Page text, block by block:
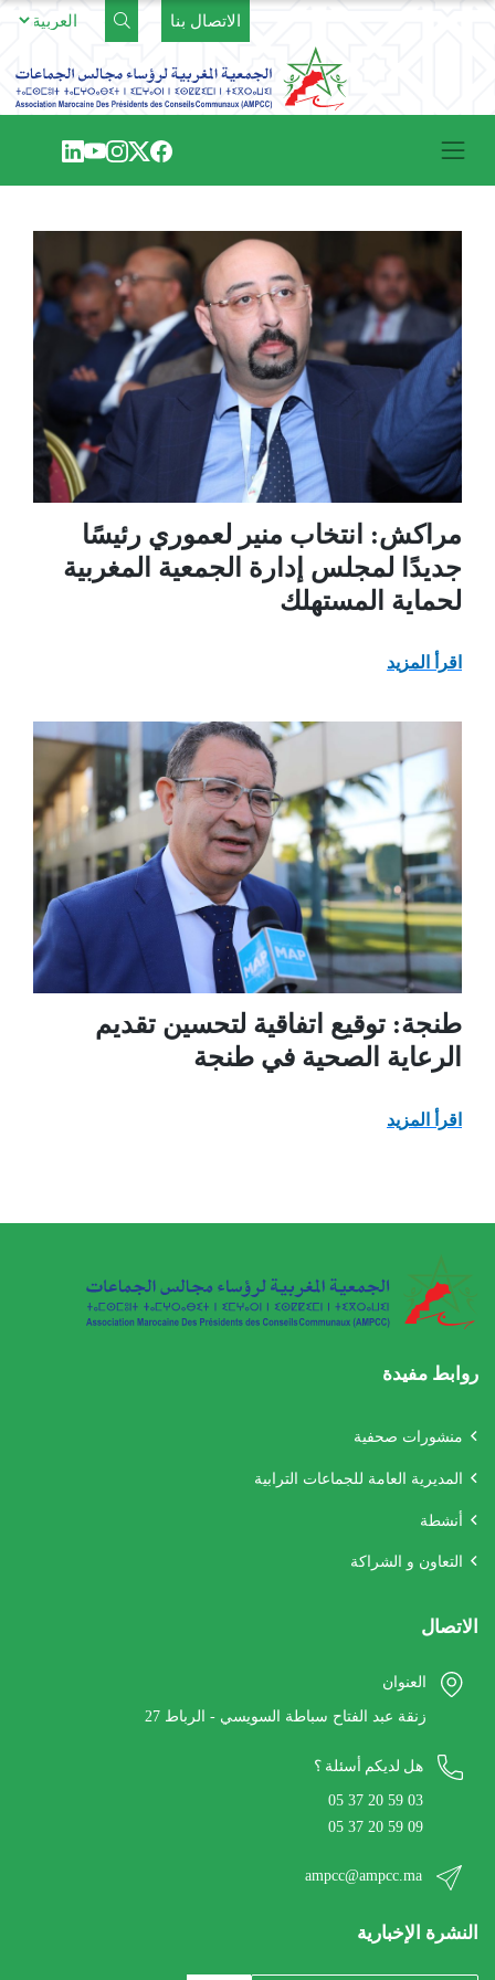
الاتصال بنا
مراكش: انتخاب منير لعموري رئيسًا
جديدًا لمجلس إدارة الجمعية المغربية
لحماية المستهلك
اقرأ المزيد
طنجة: توقيع اتفاقية لتحسين تقديم
الرعاية الصحية في طنجة
اقرأ المزيد
روابط مفيدة
منشورات صحفية
المديرية العامة للجماعات الترابية
أنشطة
التعاون و الشراكة
الاتصال
العنوان
27 زنقة عبد الفتاح سباطة السويسي - الرباط
هل لديكم أسئلة ؟
05 37 20 59 03
05 37 20 59 09
ampcc@ampcc.ma
النشرة الإخبارية